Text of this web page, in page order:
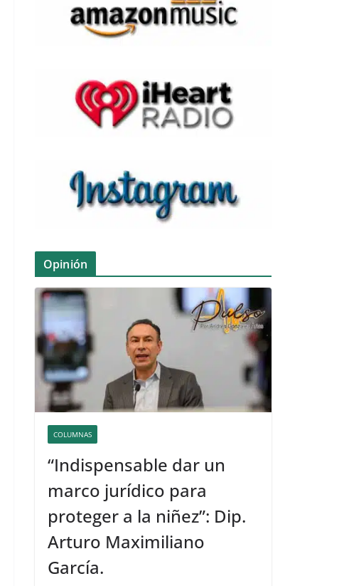
Opinión
COLUMNAS
“Indispensable dar un
marco jurídico para
proteger a la niñez”: Dip.
Arturo Maximiliano
García.